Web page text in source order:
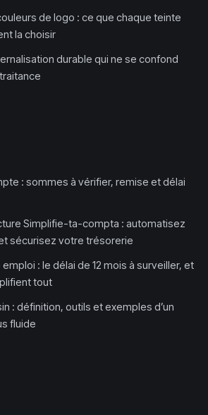
de logo : ce que chaque teinte
la choisir
durable qui ne se confond
: sommes à vérifier, remise et délai
Simplifie-ta-compta : automatisez
sécurisez votre trésorerie
: le délai de 12 mois à surveiller, et
tout
: définition, outils et exemples d’un
fluide